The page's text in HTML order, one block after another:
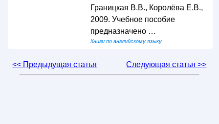
Границкая В.В., Королёва Е.В.,
2009. Учебное пособие
предназначено …
Книги по английскому языку
<< Предыдущая статья Следующая статья >>